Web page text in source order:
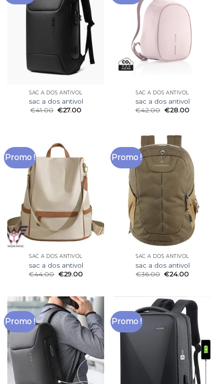
SAC A DOS ANTIVOL
sac a dos antivol
€41.00 €27.00
SAC A DOS ANTIVOL
sac a dos antivol
€42.00 €28.00
Promo !
SAC A DOS ANTIVOL
sac a dos antivol
€44.00 €29.00
Promo !
SAC A DOS ANTIVOL
sac a dos antivol
€36.00 €24.00
Promo ! Promo !